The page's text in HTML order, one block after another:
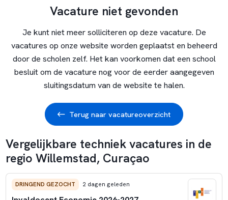
Vacature niet gevonden
Je kunt niet meer solliciteren op deze vacature. De
vacatures op onze website worden geplaatst en beheerd
door de scholen zelf. Het kan voorkomen dat een school
besluit om de vacature nog voor de eerder aangegeven
sluitingsdatum van de website te halen.
Terug naar vacatureoverzicht
Vergelijkbare techniek vacatures in de
regio Willemstad, Curaçao
DRINGEND GEZOCHT 2 dagen geleden